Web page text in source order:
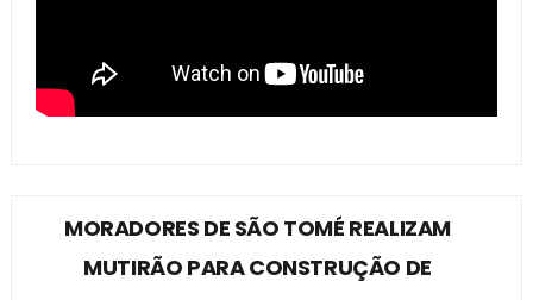
MORADORES DE SÃO TOMÉ REALIZAM
MUTIRÃO PARA CONSTRUÇÃO DE